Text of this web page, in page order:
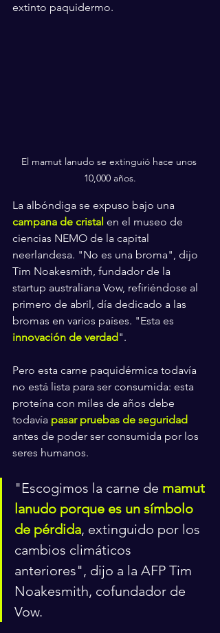
extinto paquidermo.
El mamut lanudo se extinguió hace unos
10,000 años.
La albóndiga se expuso bajo una
campana de cristal en el museo de
ciencias NEMO de la capital
neerlandesa. "No es una broma", dijo
Tim Noakesmith, fundador de la
startup australiana Vow, refiriéndose al
primero de abril, día dedicado a las
bromas en varios países. "Esta es
innovación de verdad".
Pero esta carne paquidérmica todavía
no está lista para ser consumida: esta
proteína con miles de años debe
todavía pasar pruebas de seguridad
antes de poder ser consumida por los
seres humanos.
"Escogimos la carne de mamut
lanudo porque es un símbolo
de pérdida, extinguido por los
cambios climáticos
anteriores", dijo a la AFP Tim
Noakesmith, cofundador de
Vow.